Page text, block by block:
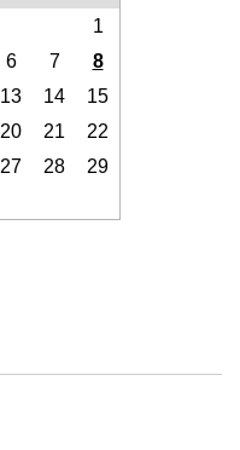
1
6 7
8
13 14
15
20 21
22
27 28
29